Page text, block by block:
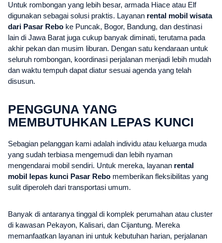
Untuk rombongan yang lebih besar, armada Hiace atau Elf
digunakan sebagai solusi praktis. Layanan rental mobil wisata
dari Pasar Rebo ke Puncak, Bogor, Bandung, dan destinasi
lain di Jawa Barat juga cukup banyak diminati, terutama pada
akhir pekan dan musim liburan. Dengan satu kendaraan untuk
seluruh rombongan, koordinasi perjalanan menjadi lebih mudah
dan waktu tempuh dapat diatur sesuai agenda yang telah
disusun.
PENGGUNA YANG
MEMBUTUHKAN LEPAS KUNCI
Sebagian pelanggan kami adalah individu atau keluarga muda
yang sudah terbiasa mengemudi dan lebih nyaman
mengendarai mobil sendiri. Untuk mereka, layanan rental
mobil lepas kunci Pasar Rebo memberikan fleksibilitas yang
sulit diperoleh dari transportasi umum.
Banyak di antaranya tinggal di komplek perumahan atau cluster
di kawasan Pekayon, Kalisari, dan Cijantung. Mereka
memanfaatkan layanan ini untuk kebutuhan harian, perjalanan